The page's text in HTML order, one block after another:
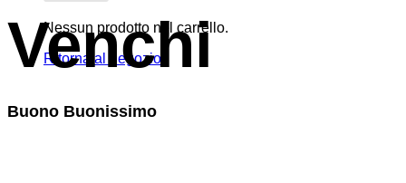
Nessun prodotto nel carrello.
Ritorna al negozio
Venchi
Buono Buonissimo